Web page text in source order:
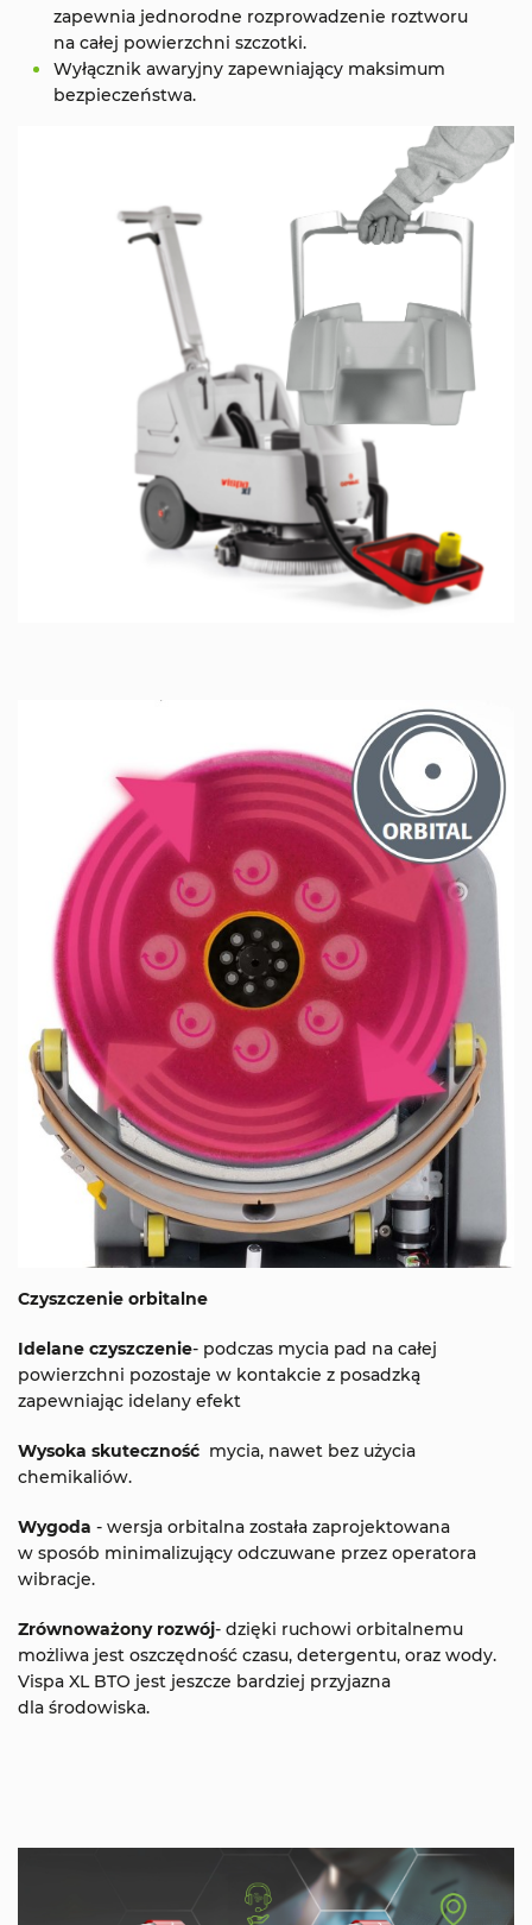
zapewnia jednorodne rozprowadzenie roztworu
na całej powierzchni szczotki.
Wyłącznik awaryjny zapewniający maksimum
bezpieczeństwa.
Czyszczenie orbitalne
Idelane czyszczenie- podczas mycia pad na całej
powierzchni pozostaje w kontakcie z posadzką
zapewniając idelany efekt
Wysoka skuteczność mycia, nawet bez użycia
chemikaliów.
Wygoda - wersja orbitalna została zaprojektowana
w sposób minimalizujący odczuwane przez operatora
wibracje.
Zrównoważony rozwój- dzięki ruchowi orbitalnemu
możliwa jest oszczędność czasu, detergentu, oraz wody.
Vispa XL BTO jest jeszcze bardziej przyjazna
dla środowiska.